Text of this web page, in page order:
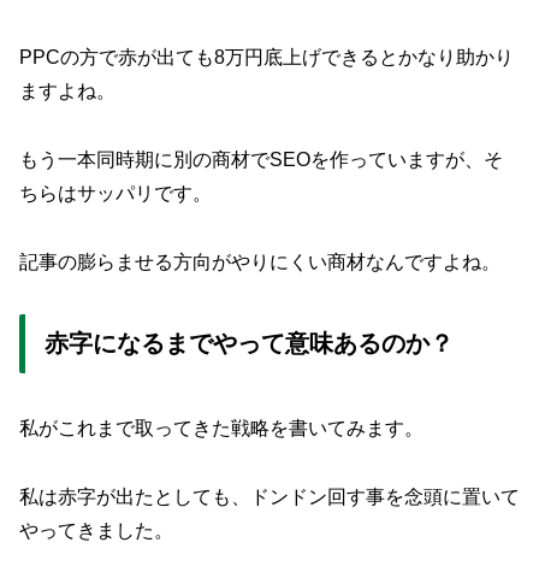
PPCの方で赤が出ても8万円底上げできるとかなり助かり
ますよね。
もう一本同時期に別の商材でSEOを作っていますが、そ
ちらはサッパリです。
記事の膨らませる方向がやりにくい商材なんですよね。
赤字になるまでやって意味あるのか？
私がこれまで取ってきた戦略を書いてみます。
私は赤字が出たとしても、ドンドン回す事を念頭に置いて
やってきました。